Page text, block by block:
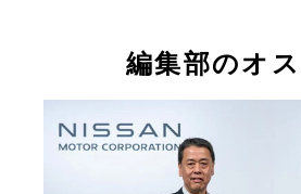
編集部のオ